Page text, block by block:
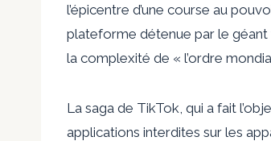
l’épicentre d’une course au
plateforme détenue par le
la complexité de « l’ordre
La saga de TikTok, qui a fait
applications interdites sur les